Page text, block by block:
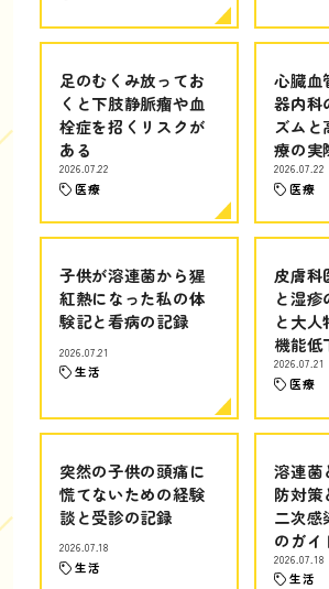
足のむくみ放ってお
くと下肢静脈瘤や血
栓症を招くリスクが
ある
2026.07.22
医療
心臓血
器内科
ズムと
療の実
2026.07.22
医療
子供が溶連菌から猩
紅熱になった私の体
験記と看病の記録
2026.07.21
生活
皮膚科
と湿
と大人
機能低
2026.07.21
医療
突然の子供の頭痛に
慌てないための経験
談と受診の記録
2026.07.18
生活
溶連菌
防対策
二次感
のガイ
2026.07.18
生活